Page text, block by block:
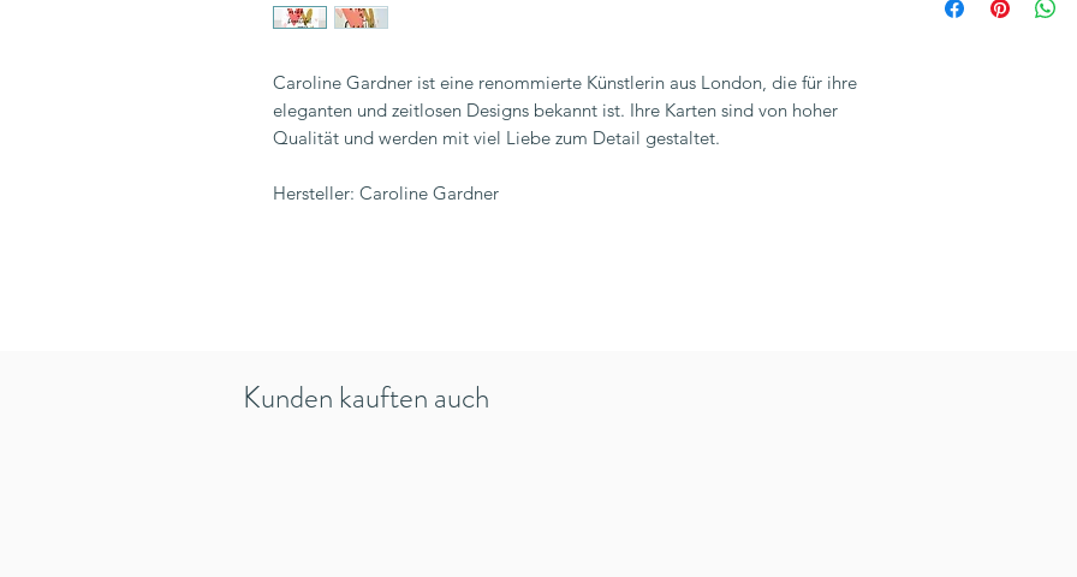
Caroline Gardner ist eine renommierte Künstlerin aus London, die für ihre
eleganten und zeitlosen Designs bekannt ist. Ihre Karten sind von hoher
Qualität und werden mit viel Liebe zum Detail gestaltet.
Hersteller: Caroline Gardner
Klappkarte,
Kunden kauften auch